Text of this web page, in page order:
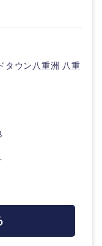
サイエンス
新卒
を活かす
ウン八重洲 八重